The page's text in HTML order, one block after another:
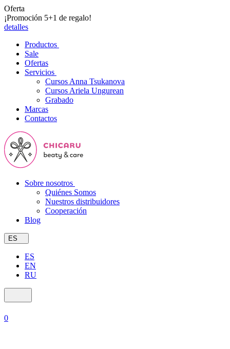
Oferta
¡Promoción 5+1 de regalo!
detalles
Productos
Sale
Ofertas
Servicios
Cursos Anna Tsukanova
Cursos Ariela Ungurean
Grabado
Marcas
Contactos
Sobre nosotros
Quiénes Somos
Nuestros distribuidores
Cooperación
Blog
ES
ES
EN
RU
0